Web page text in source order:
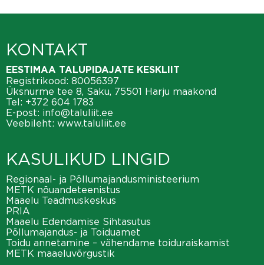
KONTAKT
EESTIMAA TALUPIDAJATE KESKLIIT
Registrikood: 80056397
Üksnurme tee 8, Saku, 75501 Harju maakond
Tel: +372 604 1783
E-post: info@taluliit.ee
Veebileht: www.taluliit.ee
KASULIKUD LINGID
Regionaal- ja Põllumajandusministeerium
METK nõuandeteenistus
Maaelu Teadmuskeskus
PRIA
Maaelu Edendamise Sihtasutus
Põllumajandus- ja Toiduamet
Toidu annetamine – vähendame toiduraiskamist
METK maaeluvõrgustik